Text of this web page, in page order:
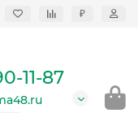
₽
11-87